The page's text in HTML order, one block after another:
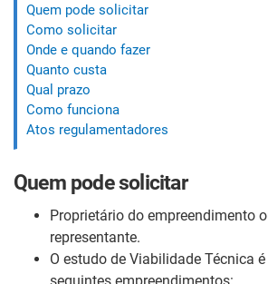
Quem pode solicitar
Como solicitar
Onde e quando fazer
Quanto custa
Qual prazo
Como funciona
Atos regulamentadores
Quem pode solicitar
Proprietário do empreendimento
representante.
O estudo de Viabilidade Técnica
seguintes empreendimentos: